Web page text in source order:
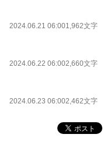
2024.06.21 06:001,962文字
2024.06.22 06:002,660文字
2024.06.23 06:002,462文字